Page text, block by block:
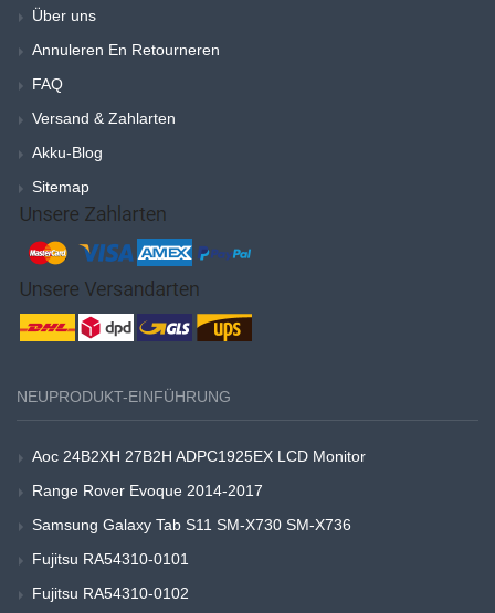
Über uns
Annuleren En Retourneren
FAQ
Versand & Zahlarten
Akku-Blog
Sitemap
NEUPRODUKT-EINFÜHRUNG
Aoc 24B2XH 27B2H ADPC1925EX LCD Monitor
Range Rover Evoque 2014-2017
Samsung Galaxy Tab S11 SM-X730 SM-X736
Fujitsu RA54310-0101
Fujitsu RA54310-0102